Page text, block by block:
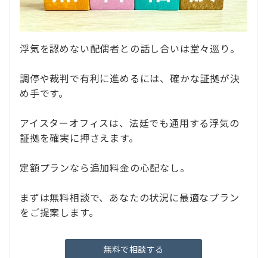
浮気を認めない配偶者との話し合いは堂々巡り。
調停や裁判で有利に進めるには、確かな証拠が決
め手です。
アイスターオフィスは、法廷でも通用する浮気の
証拠を確実に押さえます。
定額プランなら追加料金の心配なし。
まずは無料相談で、あなたの状況に最適なプラン
をご提案します。
無料で相談する